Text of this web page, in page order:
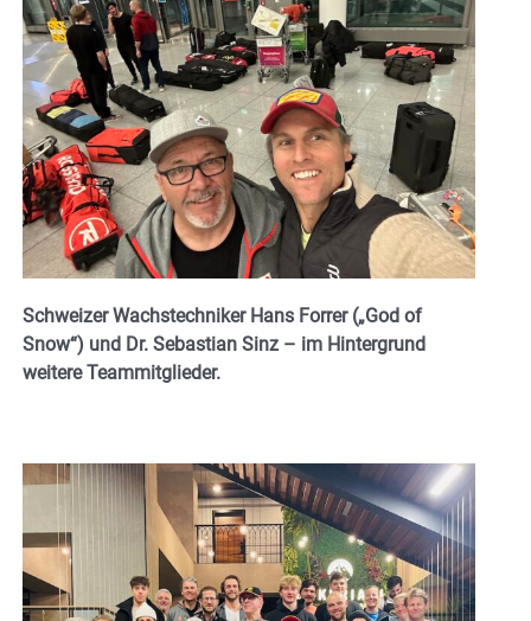
Schweizer Wachstechniker Hans Forrer („God of
Snow“) und Dr. Sebastian Sinz – im Hintergrund
weitere Teammitglieder.